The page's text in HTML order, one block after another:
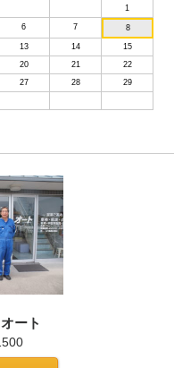
1
6 7 8
13 14
15
20 21
22
27 28
29
ート